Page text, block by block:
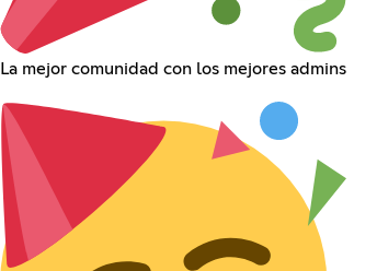
La mejor comunidad con los mejores admins